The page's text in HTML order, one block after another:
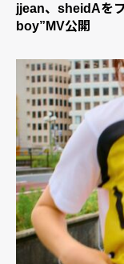
jjean、sheidAを
boy”MV公開